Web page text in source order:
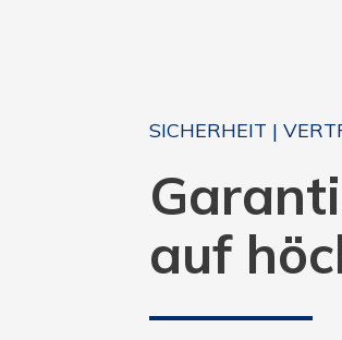
SICHERHEIT |
auf